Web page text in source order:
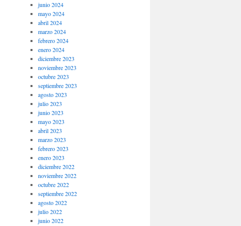
junio 2024
mayo 2024
abril 2024
marzo 2024
febrero 2024
enero 2024
diciembre 2023
noviembre 2023
octubre 2023
septiembre 2023
agosto 2023
julio 2023
junio 2023
mayo 2023
abril 2023
marzo 2023
febrero 2023
enero 2023
diciembre 2022
noviembre 2022
octubre 2022
septiembre 2022
agosto 2022
julio 2022
junio 2022